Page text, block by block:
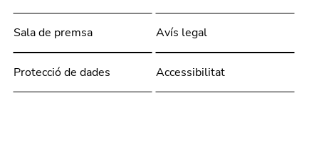
Sala de premsa Avís legal
Protecció de dades Accessibilitat